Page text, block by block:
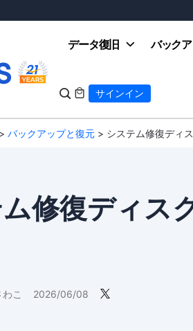
データ復旧 バック
  サインイン
> バックアップと復元 > システム修復ディ
修復ディス
わこ 2026/06/08 